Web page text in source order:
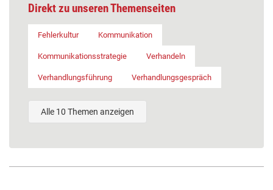
Direkt zu unseren Themenseiten
Fehlerkultur Kommunikation
Kommunikationsstrategie Verhandeln
Verhandlungsführung Verhandlungsgespräch
Alle 10 Themen anzeigen